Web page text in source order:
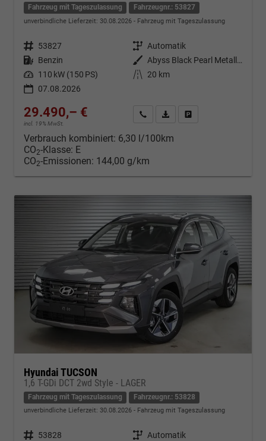
Fahrzeug mit Tageszulassung Fahrzeugnr.: 53827
unverbindliche Lieferzeit: 30.08.2026 Fahrzeug mit Tageszulassung
Fahrzeugnr. 53827 Getriebe Automatik
Kraftstoff Benzin Außenfarbe
Abyss Black Pearl Metallic ()
Leistung 110 kW (150 PS) Kilometerstand
20 km
07.08.2026
29.490,– €
incl. 19% MwSt.
Kontakt & Angebot anfordern
PDF-Datei, Fahrzeugexposé
Verbrauch kombiniert: 6,30 l/100km
CO2-Klasse: E
CO2-Emissionen: 144,00 g/km
Hyundai TUCSON
1,6 T-GDi DCT 2wd Style - LAGER
Fahrzeug mit Tageszulassung Fahrzeugnr.: 53828
unverbindliche Lieferzeit: 30.08.2026 Fahrzeug mit Tageszulassung
Fahrzeugnr. 53828 Getriebe Automatik